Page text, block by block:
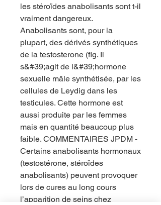
les stéroïdes anabolisants sont t-il
vraiment dangereux.
Anabolisants sont, pour la
plupart, des dérivés synthétiques
de la testosterone (fig. Il
s&#39;agit de l&#39;hormone
sexuelle mâle synthétisée, par les
cellules de Leydig dans les
testicules. Cette hormone est
aussi produite par les femmes
mais en quantité beaucoup plus
faible. COMMENTAIRES JPDM -
Certains anabolisants hormonaux
(testostérone, stéroïdes
anabolisants) peuvent provoquer
lors de cures au long cours
l’apparition de seins chez